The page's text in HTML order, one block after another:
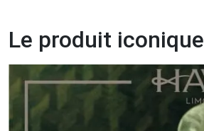
Le produit iconique